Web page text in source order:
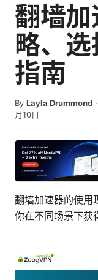
翻墙
略、
指南
By Layla Drummond ·
月10日
翻墙加速器的使用
你在不同场景下获